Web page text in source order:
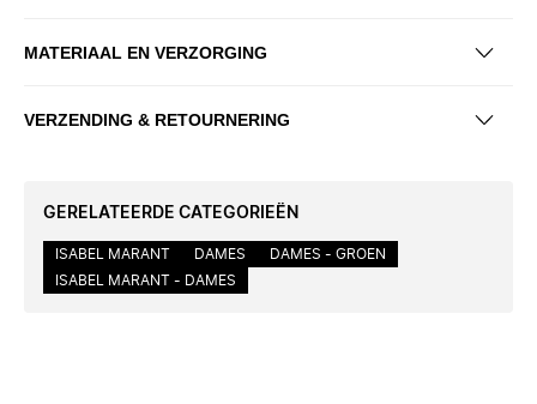
MATERIAAL EN VERZORGING
VERZENDING & RETOURNERING
GERELATEERDE CATEGORIEËN
ISABEL MARANT DAMES
DAMES - GROEN
ISABEL MARANT - DAMES